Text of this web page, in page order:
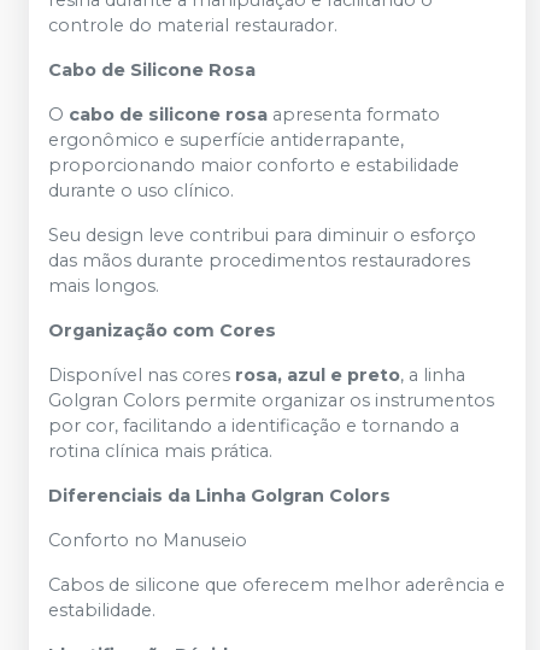
controle do material restaurador.
Cabo de Silicone Rosa
O cabo de silicone rosa apresenta formato
ergonômico e superfície antiderrapante,
proporcionando maior conforto e estabilidade
durante o uso clínico.
Seu design leve contribui para diminuir o esforço
das mãos durante procedimentos restauradores
mais longos.
Organização com Cores
Disponível nas cores rosa, azul e preto, a linha
Golgran Colors permite organizar os instrumentos
por cor, facilitando a identificação e tornando a
rotina clínica mais prática.
Diferenciais da Linha Golgran Colors
Conforto no Manuseio
Cabos de silicone que oferecem melhor aderência e
estabilidade.